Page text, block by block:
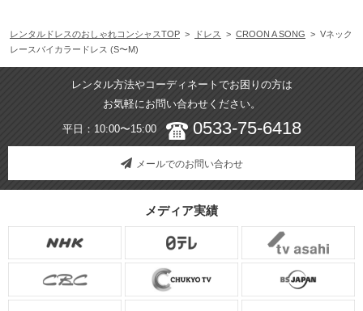
レンタルドレスのおしゃれコンシャスTOP > ドレス > CROON A SONG > Vネック
レースバイカラードレス (S〜M)
レンタル方法やコーディネートでお困りの方は
お気軽にお問い合わせください。
平日：10:00〜15:00 0533-75-6418
メールでのお問い合わせ
メディア実績